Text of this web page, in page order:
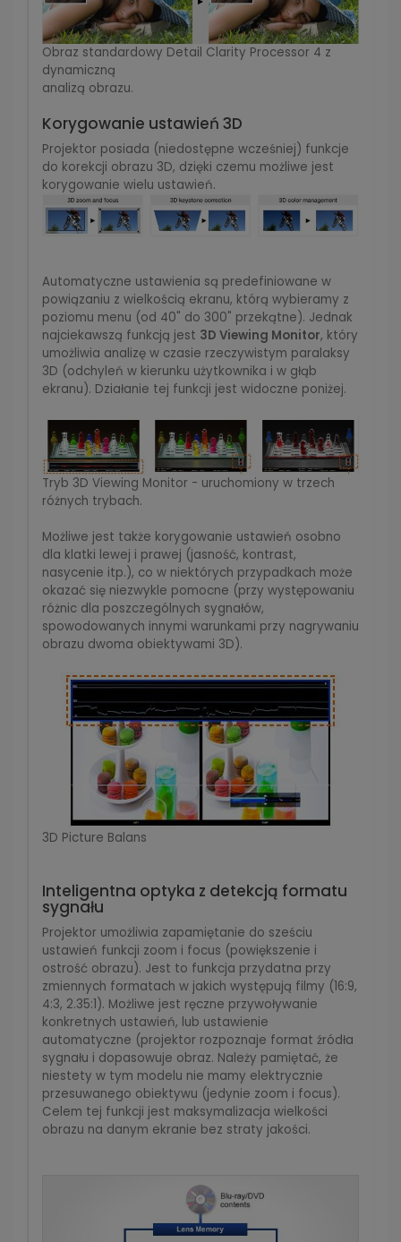
Obraz standardowy Detail Clarity Processor 4 z
dynamiczną
analizą obrazu.
Korygowanie ustawień 3D
Projektor posiada (niedostępne wcześniej) funkcje
do korekcji obrazu 3D, dzięki czemu możliwe jest
korygowanie wielu ustawień.
Automatyczne ustawienia są predefiniowane w
powiązaniu z wielkością ekranu, którą wybieramy z
poziomu menu (od 40" do 300" przekątne). Jednak
najciekawszą funkcją jest 3D Viewing Monitor, który
umożliwia analizę w czasie rzeczywistym paralaksy
3D (odchyleń w kierunku użytkownika i w głąb
ekranu). Działanie tej funkcji jest widoczne poniżej.
Tryb 3D Viewing Monitor - uruchomiony w trzech
różnych trybach.
Możliwe jest także korygowanie ustawień osobno
dla klatki lewej i prawej (jasność, kontrast,
nasycenie itp.), co w niektórych przypadkach może
okazać się niezwykle pomocne (przy występowaniu
różnic dla poszczególnych sygnałów,
spowodowanych innymi warunkami przy nagrywaniu
obrazu dwoma obiektywami 3D).
3D Picture Balans
Inteligentna optyka z detekcją formatu
sygnału
Projektor umożliwia zapamiętanie do sześciu
ustawień funkcji zoom i focus (powiększenie i
ostrość obrazu). Jest to funkcja przydatna przy
zmiennych formatach w jakich występują filmy (16:9,
4:3, 2.35:1). Możliwe jest ręczne przywoływanie
konkretnych ustawień, lub ustawienie
automatyczne (projektor rozpoznaje format źródła
sygnału i dopasowuje obraz. Należy pamiętać, że
niestety w tym modelu nie mamy elektrycznie
przesuwanego obiektywu (jedynie zoom i focus).
Celem tej funkcji jest maksymalizacja wielkości
obrazu na danym ekranie bez straty jakości.